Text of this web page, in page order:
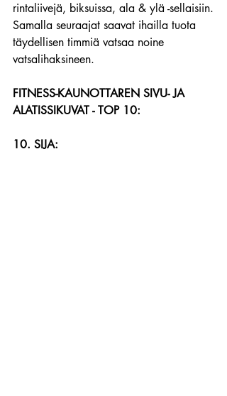
rintaliivejä, biksuissa, ala & ylä -sellaisiin.
Samalla seuraajat saavat ihailla tuota
täydellisen timmiä vatsaa noine
vatsalihaksineen.
FITNESS-KAUNOTTAREN SIVU- JA
ALATISSIKUVAT - TOP 10:
10. SIJA: